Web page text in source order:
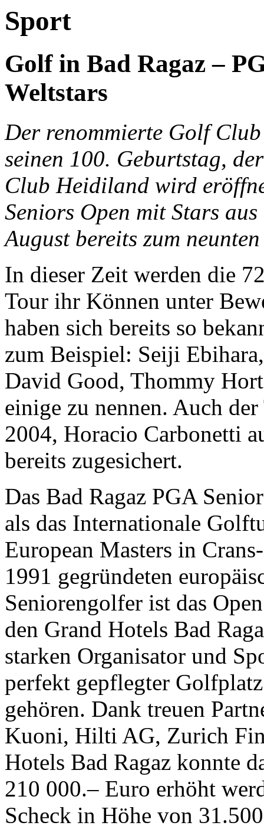
Sport
Golf in Bad Ragaz –
Weltstars
Der renommierte Golf
seinen 100. Geburtstag,
Club Heidiland wird
Seniors Open mit Stars
August bereits zum
In dieser Zeit werden die
Tour ihr Können unter
haben sich bereits so
zum Beispiel: Seiji
David Good, Thommy
einige zu nennen. Auch
2004, Horacio Carbonetti
bereits zugesichert.
Das Bad Ragaz PGA
als das Internationale
European Masters in
1991 gegründeten
Seniorengolfer ist das
den Grand Hotels Bad
starken Organisator und
perfekt gepflegter
gehören. Dank treuen
Kuoni, Hilti AG, Zurich
Hotels Bad Ragaz konnte
210 000.– Euro erhöht
Scheck in Höhe von